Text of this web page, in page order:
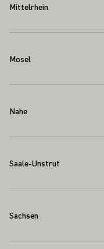
Mittelrhein
Mosel
Nahe
Saale-Unstrut
Sachsen